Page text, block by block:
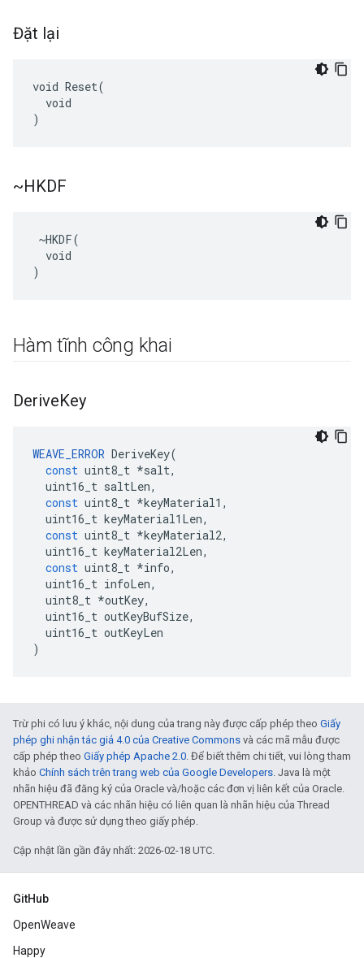
Đặt lại
void Reset(
  void
)
~HKDF
~HKDF(
  void
)
Hàm tĩnh công khai
DeriveKey
WEAVE_ERROR DeriveKey(
const uint8_t *salt,
uint16_t saltLen,
const uint8_t *keyMaterial1 ,
uint16_t keyMaterial1Len,
const uint8_t *keyMaterial2,
uint16_t keyMaterial2Len,
const uint8_t *info,
uint16_t infoLen,
uint8_t *outKey,
uint16_t outKeyBufSize,
uint16_t outKeyLen
)
Trừ phi có lưu ý khác, nội dung của trang này được cấp phép theo Giấy
phép ghi nhận tác giả 4.0 của Creative Commons và các mã mẫu được
cấp phép theo Giấy phép Apache 2.0. Để biết thêm chi tiết, vui lòng tham
khảo Chính sách trên trang web của Google Developers. Java là một
nhãn hiệu đã đăng ký của Oracle và/hoặc các đơn vị liên kết của Oracle.
OPENTHREAD và các nhãn hiệu có liên quan là nhãn hiệu của Thread
Group và được sử dụng theo giấy phép.
Cập nhật lần gần đây nhất: 2026-02-18 UTC.
GitHub
OpenWeave
Happy